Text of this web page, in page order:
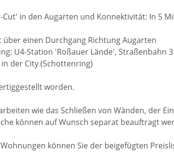
in den Augarten und Konnektivität: In 5
über einen Durchgang Richtung Augarten
U4-Station 'Roßauer Lände', Straßenbahn
der City (Schottenring)
worden.
wie das Schließen von Wänden, der
können auf Wunsch separat beauftragt
können Sie der beigefügten